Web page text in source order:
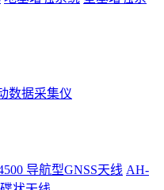
数据采集仪
导航型GNSS天线 AH-